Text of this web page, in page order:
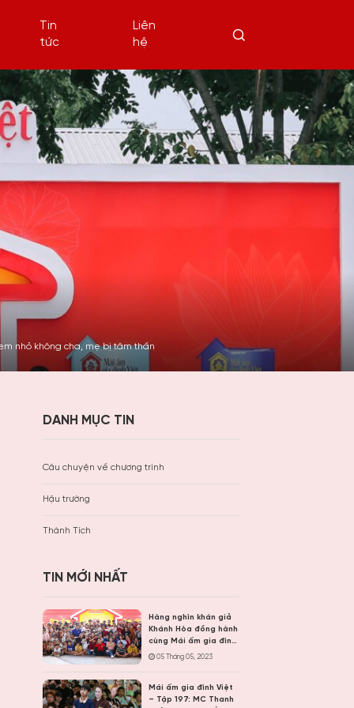
Tin
tức
Liên
hệ
nhỏ không cha, mẹ bị tâm thần
DANH MỤC TIN
Câu chuyện về chương trình
Hậu trường
Thành Tích
TIN MỚI NHẤT
Hàng nghìn khán giả
Khánh Hòa đồng hành
cùng Mái ấm gia đình
Việt, trao hơn 9 tỷ
05 Tháng 05, 2023
Mái ấm gia đình Việt
– Tập 197: MC Thanh